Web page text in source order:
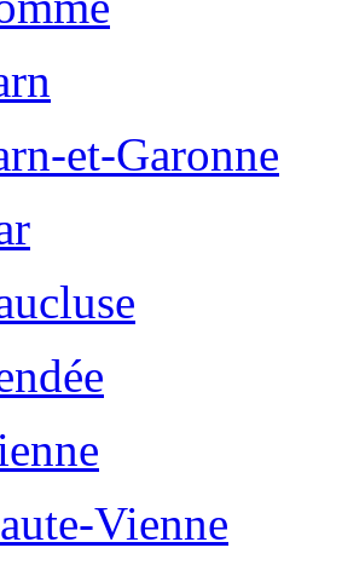
et-Garonne
Vienne